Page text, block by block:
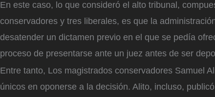
En este caso, lo que consideró el alto tribunal,
conservadores y tres liberales, es que la
desatender un dictamen previo en el que se pedía
proceso de presentarse ante un juez antes de ser
Entre tanto, Los magistrados conservadores Samuel
únicos en oponerse a la decisión. Alito, incluso,